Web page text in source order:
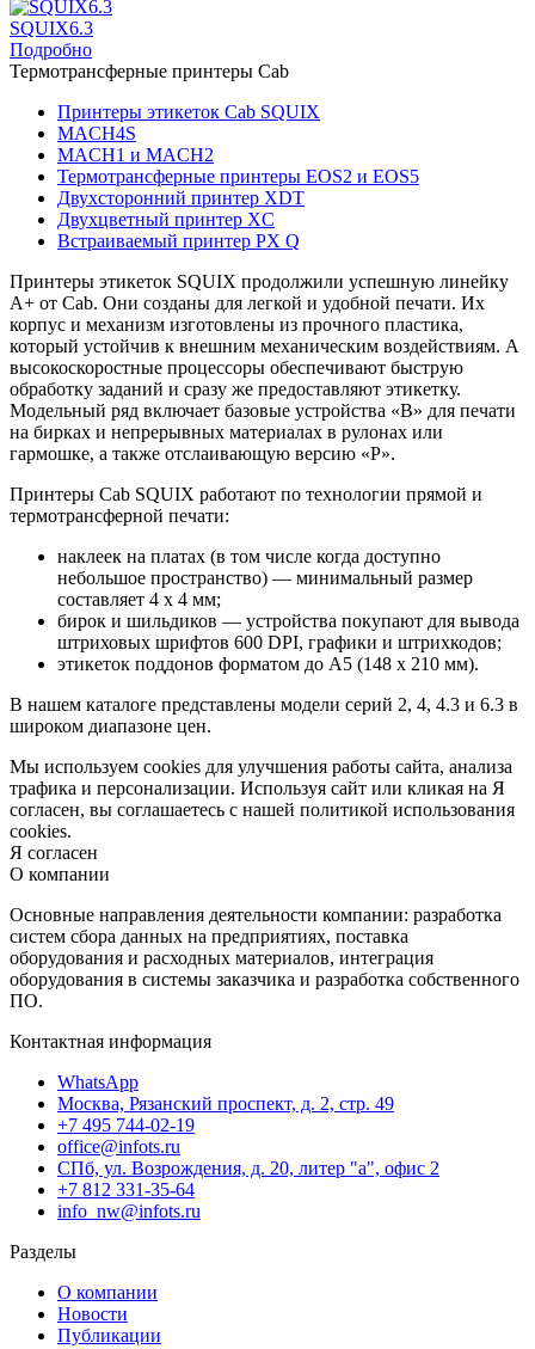
SQUIX6.3
Подробно
Термотрансферные принтеры Cab
Принтеры этикеток Cab SQUIX
MACH4S
MACH1 и MACH2
Термотрансферные принтеры EOS2 и EOS5
Двухсторонний принтер XDT
Двухцветный принтер XC
Встраиваемый принтер PX Q
Принтеры этикеток SQUIX продолжили успешную линейку
A+ от Cab. Они созданы для легкой и удобной печати. Их
корпус и механизм изготовлены из прочного пластика,
который устойчив к внешним механическим воздействиям. А
высокоскоростные процессоры обеспечивают быструю
обработку заданий и сразу же предоставляют этикетку.
Модельный ряд включает базовые устройства «B» для печати
на бирках и непрерывных материалах в рулонах или
гармошке, а также отслаивающую версию «P».
Принтеры Cab SQUIX работают по технологии прямой и
термотрансферной печати:
наклеек на платах (в том числе когда доступно
небольшое пространство) — минимальный размер
составляет 4 x 4 мм;
бирок и шильдиков — устройства покупают для вывода
штриховых шрифтов 600 DPI, графики и штрихкодов;
этикеток поддонов форматом до A5 (148 x 210 мм).
В нашем каталоге представлены модели серий 2, 4, 4.3 и 6.3 в
широком диапазоне цен.
Мы используем cookies для улучшения работы сайта, анализа
трафика и персонализации. Используя сайт или кликая на Я
согласен, вы соглашаетесь с нашей политикой использования
cookies.
Я согласен
О компании
Основные направления деятельности компании: разработка
систем сбора данных на предприятиях, поставка
оборудования и расходных материалов, интеграция
оборудования в системы заказчика и разработка собственного
ПО.
Контактная информация
WhatsApp
Москва, Рязанский проспект, д. 2, стр. 49
+7 495 744-02-19
office@infots.ru
СПб, ул. Возрождения, д. 20, литер "a", офис 2
+7 812 331-35-64
info_nw@infots.ru
Разделы
О компании
Новости
Публикации